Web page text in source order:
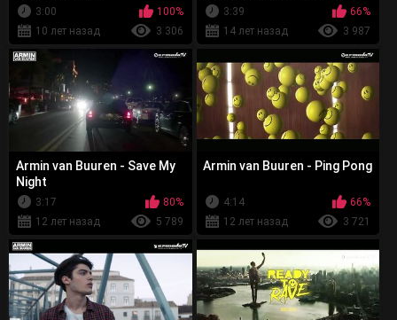
3:00
100%
10 лет назад
3 306
3:39
66%
14 лет назад
3 987
Armin van Buuren - Save My
Night
3:17
80%
12 лет назад
5 789
Armin van Buuren - Ping Pong
4:14
66%
12 лет назад
3 721